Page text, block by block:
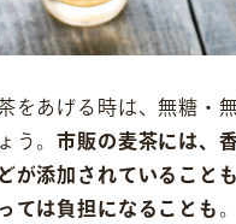
をあげる時は、無糖・
う。市販の麦茶には、
が添加されていることも
ては負担になることも。